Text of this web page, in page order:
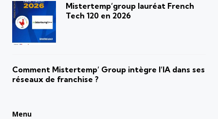
Mistertemp’group lauréat French
Tech 120 en 2026
Comment Mistertemp’ Group intègre l’IA dans ses
réseaux de franchise ?
Menu